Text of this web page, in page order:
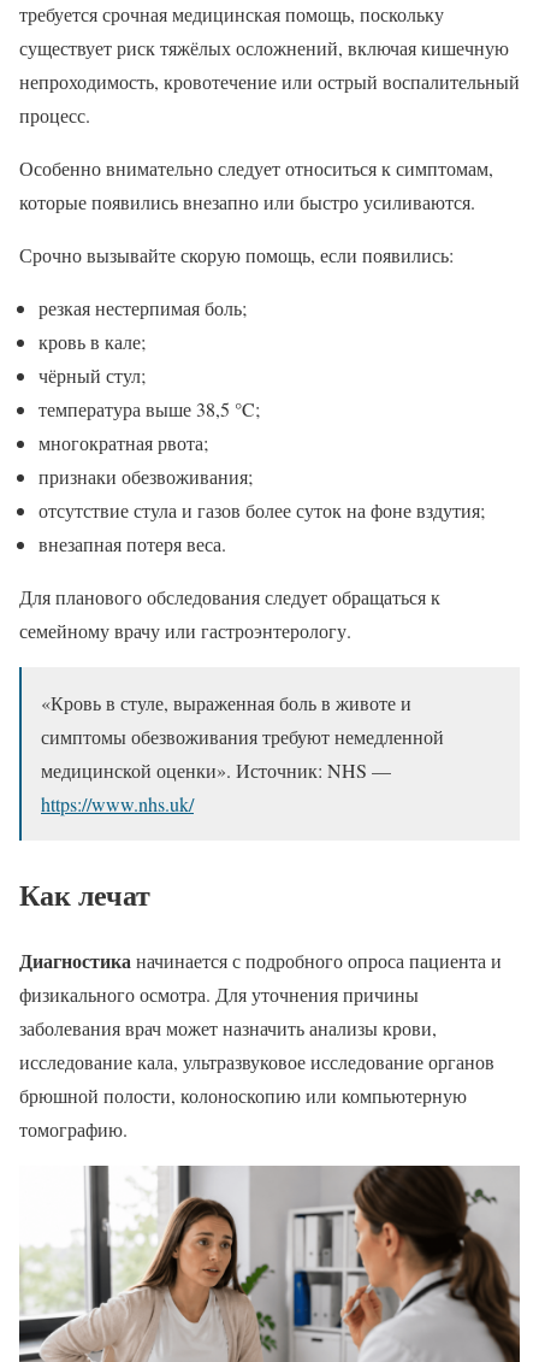
требуется срочная медицинская помощь, поскольку
существует риск тяжёлых осложнений, включая кишечную
непроходимость, кровотечение или острый воспалительный
процесс.
Особенно внимательно следует относиться к симптомам,
которые появились внезапно или быстро усиливаются.
Срочно вызывайте скорую помощь, если появились:
резкая нестерпимая боль;
кровь в кале;
чёрный стул;
температура выше 38,5 °C;
многократная рвота;
признаки обезвоживания;
отсутствие стула и газов более суток на фоне вздутия;
внезапная потеря веса.
Для планового обследования следует обращаться к
семейному врачу или гастроэнтерологу.
«Кровь в стуле, выраженная боль в животе и
симптомы обезвоживания требуют немедленной
медицинской оценки». Источник: NHS —
https://www.nhs.uk/
Как лечат
Диагностиканачинается с подробного опроса пациента и
физикального осмотра. Для уточнения причины
заболевания врач может назначить анализы крови,
исследование кала, ультразвуковое исследование органов
брюшной полости, колоноскопию или компьютерную
томографию.